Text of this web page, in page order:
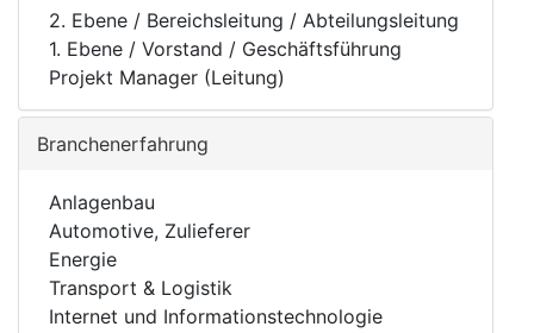
2. Ebene / Bereichsleitung / Abteilungsleitung
1. Ebene / Vorstand / Geschäftsführung
Projekt Manager (Leitung)
Branchenerfahrung
Anlagenbau
Automotive, Zulieferer
Energie
Transport & Logistik
Internet und Informationstechnologie